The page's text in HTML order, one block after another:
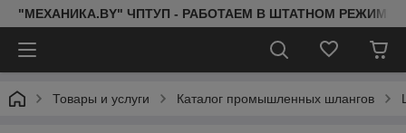
"МЕХАНИКА.BY" ЧПТУП - РАБОТАЕМ В ШТАТНОМ РЕЖИМЕ
Товары и услуги Каталог промышленных шлангов